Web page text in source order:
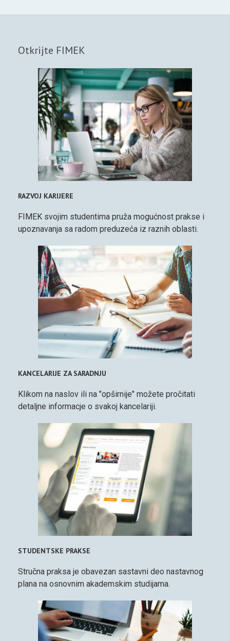
Otkrijte FIMEK
RAZVOJ KARIJERE
FIMEK svojim studentima pruža mogućnost prakse i
upoznavanja sa radom preduzeća iz raznih oblasti.
KANCELARIJE ZA SARADNJU
Klikom na naslov ili na "opširnije" možete pročitati
detaljne informacje o svakoj kancelariji.
STUDENTSKE PRAKSE
Stručna praksa je obavezan sastavni deo nastavnog
plana na osnovnim akademskim studijama.